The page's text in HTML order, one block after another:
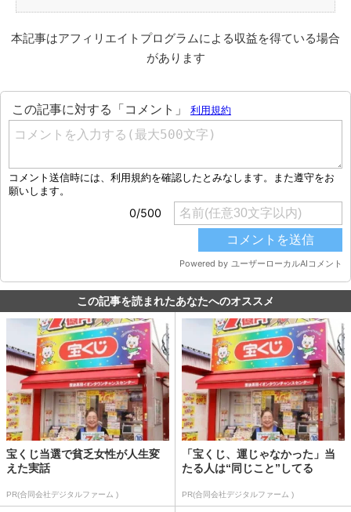
本記事はアフィリエイトプログラムによる収益を得ている場合
があります
この記事を読まれたあなたへのオススメ
宝くじ当選で貧乏女性が人生変
えた実話
PR(合同会社デジタルファーム )
「宝くじ、運じゃなかった」当
たる人は“同じこと”してる
PR(合同会社デジタルファーム )